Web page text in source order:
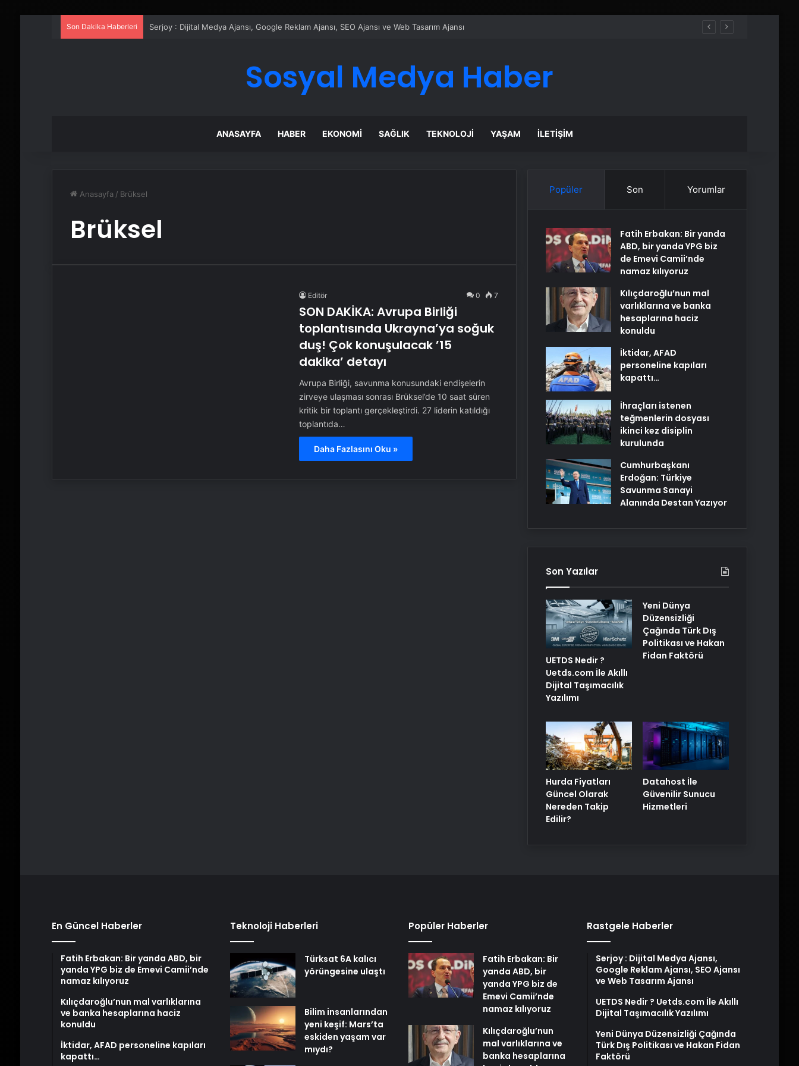
Son Dakika Haberleri Serjoy : Dijital Medya Ajansı, Google Reklam Ajansı, SEO Ajansı ve Web Tasarım Ajansı
Sosyal Medya Haber
ANASAYFA HABER EKONOMI SAĞLIK TEKNOLOJI YAŞAM İLETIŞIM
Anasayfa / Brüksel
Brüksel
Editör 0 7
SON DAKİKA: Avrupa Birliği
toplantısında Ukrayna’ya soğuk
duş! Çok konuşulacak ’15
dakika’ detayı
Avrupa Birliği, savunma konusundaki endişelerin
zirveye ulaşması sonrası Brüksel’de 10 saat süren
kritik bir toplantı gerçekleştirdi. 27 liderin katıldığı
toplantıda…
Daha Fazlasını Oku »
Popüler Son Yorumlar
Fatih Erbakan: Bir yanda
ABD, bir yanda YPG biz
de Emevi Camii’nde
namaz kılıyoruz
Kılıçdaroğlu’nun mal
varlıklarına ve banka
hesaplarına haciz
konuldu
İktidar, AFAD
personeline kapıları
kapattı…
İhraçları istenen
teğmenlerin dosyası
ikinci kez disiplin
kurulunda
Cumhurbaşkanı
Erdoğan: Türkiye
Savunma Sanayi
Alanında Destan Yazıyor
Son Yazılar
UETDS Nedir ?
Uetds.com İle Akıllı
Dijital Taşımacılık
Yazılımı
Yeni Dünya
Düzensizliği
Çağında Türk Dış
Politikası ve Hakan
Fidan Faktörü
Hurda Fiyatları
Güncel Olarak
Nereden Takip
Edilir?
Datahost İle
Güvenilir Sunucu
Hizmetleri
En Güncel Haberler
Fatih Erbakan: Bir yanda ABD, bir
yanda YPG biz de Emevi Camii’nde
namaz kılıyoruz
Kılıçdaroğlu’nun mal varlıklarına
ve banka hesaplarına haciz
konuldu
İktidar, AFAD personeline kapıları
kapattı…
Teknoloji Haberleri
Türksat 6A kalıcı
yörüngesine ulaştı
Bilim insanlarından
yeni keşif: Mars’ta
eskiden yaşam var
mıydı?
Popüler Haberler
Fatih Erbakan: Bir
yanda ABD, bir
yanda YPG biz de
Emevi Camii’nde
namaz kılıyoruz
Kılıçdaroğlu’nun
mal varlıklarına ve
banka hesaplarına
Rastgele Haberler
Serjoy : Dijital Medya Ajansı,
Google Reklam Ajansı, SEO Ajansı
ve Web Tasarım Ajansı
UETDS Nedir ? Uetds.com İle Akıllı
Dijital Taşımacılık Yazılımı
Yeni Dünya Düzensizliği Çağında
Türk Dış Politikası ve Hakan Fidan
Faktörü